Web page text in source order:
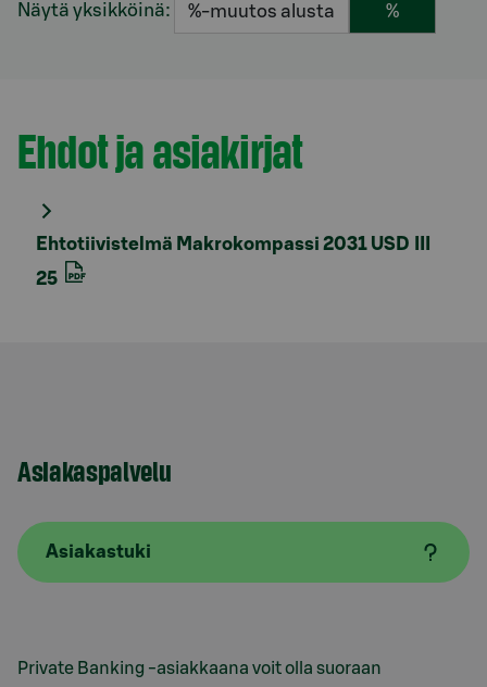
Näytä yksikköinä: %-muutos alusta %
Osio otsikolla
Ehdot ja asiakirjat
Ehtotiivistelmä Makrokompassi 2031 USD III
25
Asiakaspalvelu
Asiakastuki
Private Banking -asiakkaana voit olla suoraan